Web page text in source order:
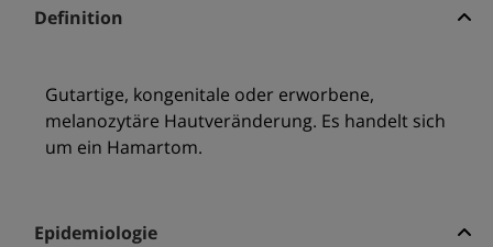
Definition
Gutartige, kongenitale oder erworbene,
melanozytäre Hautveränderung. Es handelt sich
um ein Hamartom.
Epidemiologie